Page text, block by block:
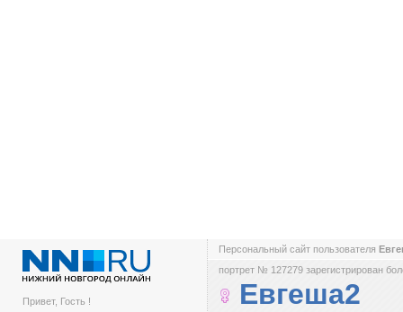
Привет, Гость !
Персональный сайт пользователя
портрет № 127279 зарегистрирован
Евгеша2